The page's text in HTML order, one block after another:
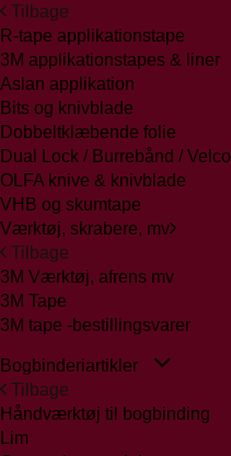
Tilbage
R-tape applikationstape
3M applikationstapes & liner
Aslan applikation
Bits og knivblade
Dobbeltklæbende folie
Dual Lock / Burrebånd / Velco
OLFA knive & knivblade
VHB og skumtape
Værktøj, skrabere, mv
Tilbage
3M Værktøj, afrens mv
3M Tape
3M tape -bestillingsvarer
Bogbinderiartikler
Tilbage
Håndværktøj til bogbinding
Lim